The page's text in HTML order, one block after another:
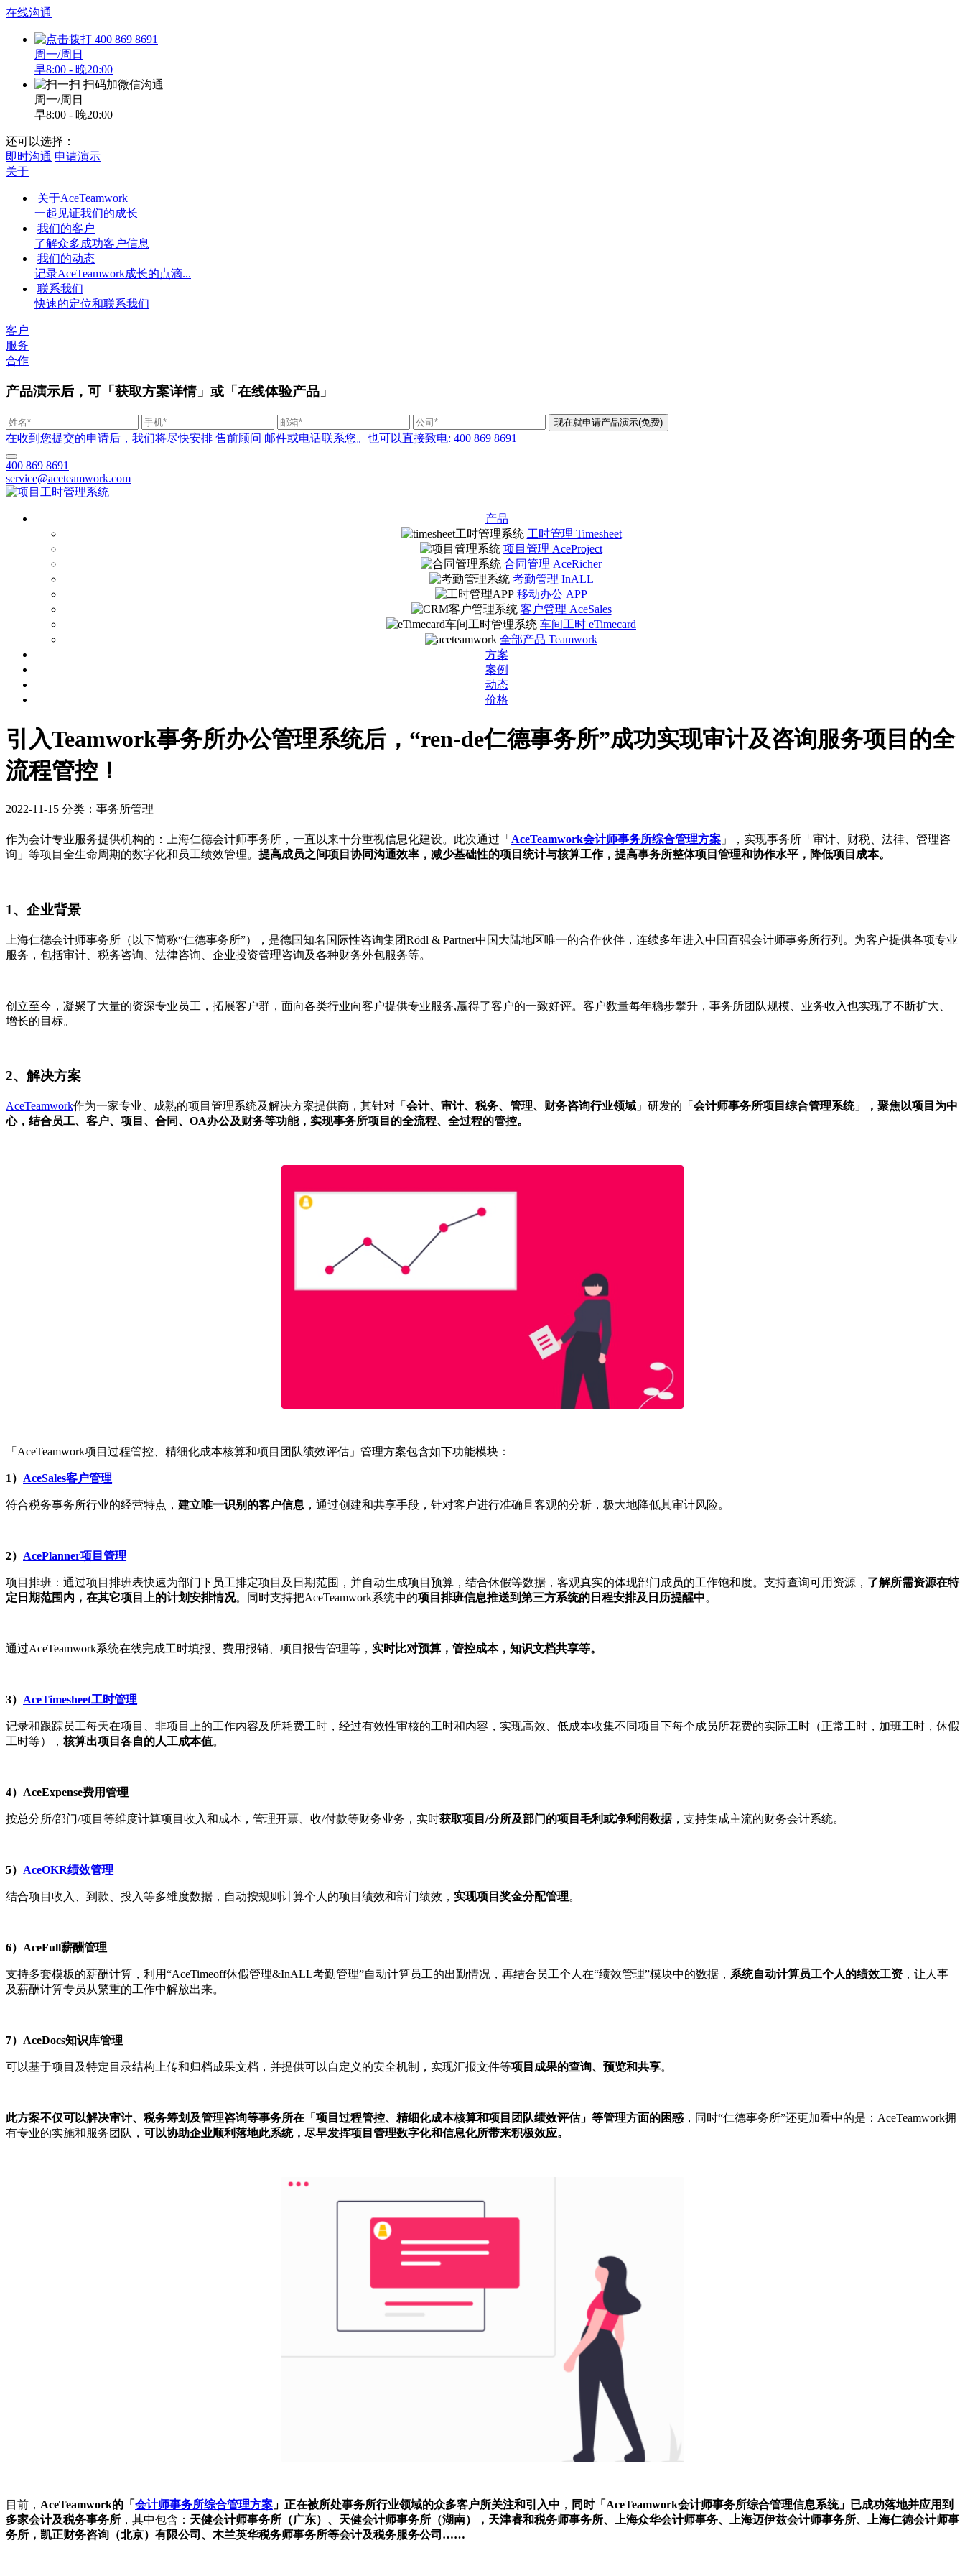
在线沟通
400 869 8691
周一/周日
早8:00 - 晚20:00
扫码加微信沟通
周一/周日
早8:00 - 晚20:00
还可以选择：
即时沟通 申请演示
关于
关于AceTeamwork
一起见证我们的成长
我们的客户
了解众多成功客户信息
我们的动态
记录AceTeamwork成长的点滴...
联系我们
快速的定位和联系我们
客户
服务
合作
产品演示后，可「获取方案详情」或「在线体验产品」
在收到您提交的申请后，我们将尽快安排 售前顾问 邮件或电话联系您。也可以直接致电: 400 869 8691
400 869 8691
service@aceteamwork.com
产品
工时管理 Timesheet
项目管理 AceProject
合同管理 AceRicher
考勤管理 InALL
移动办公 APP
客户管理 AceSales
车间工时 eTimecard
全部产品 Teamwork
方案
案例
动态
价格
引入Teamwork事务所办公管理系统后，“ren-de仁德事务所”成功实现审计及咨询服务项目的全
流程管控！
2022-11-15 分类：事务所管理
作为会计专业服务提供机构的：上海仁德会计师事务所，一直以来十分重视信息化建设。此次通过「 AceTeamwork会计师事务所综合管理方案 」，实现事务所「审计、财税、法律、管理咨
询」等项目全生命周期的数字化和员工绩效管理。 提高成员之间项目协同沟通效率，减少基础性的项目统计与核算工作，提高事务所整体项目管理和协作水平，降低项目成本。
1、企业背景
上海仁德会计师事务所（以下简称“仁德事务所”），是德国知名国际性咨询集团Rödl & Partner中国大陆地区唯一的合作伙伴，连续多年进入中国百强会计师事务所行列。为客户提供各项专业
服务，包括审计、税务咨询、法律咨询、企业投资管理咨询及各种财务外包服务等。
创立至今，凝聚了大量的资深专业员工，拓展客户群，面向各类行业向客户提供专业服务,赢得了客户的一致好评。客户数量每年稳步攀升，事务所团队规模、业务收入也实现了不断扩大、
增长的目标。
2、解决方案
AceTeamwork作为一家专业、成熟的项目管理系统及解决方案提供商，其针对「 会计、审计、税务、管理、财务咨询行业领域 」研发的「 会计师事务所项目综合管理系统」
，聚焦以项目为中
心，结合员工、客户、项目、合同、OA办公及财务等功能，实现事务所项目的全流程、全过程的管控。
「AceTeamwork项目过程管控、精细化成本核算和项目团队绩效评估」管理方案包含如下功能模块：
1） AceSales客户管理
符合税务事务所行业的经营特点， 建立唯一识别的客户信息 ，通过创建和共享手段，针对客户进行准确且客观的分析，极大地降低其审计风险。
2） AcePlanner项目管理
项目排班：通过项目排班表快速为部门下员工排定项目及日期范围，并自动生成项目预算，结合休假等数据，客观真实的体现部门成员的工作饱和度。支持查询可用资源， 了解所需资源在特
定日期范围内，在其它项目上的计划安排情况。同时支持把AceTeamwork系统中的项目排班信息推送到第三方系统的日程安排及日历提醒中。
通过AceTeamwork系统在线完成工时填报、费用报销、项目报告管理等， 实时比对预算，管控成本，知识文档共享等。
3） AceTimesheet工时管理
记录和跟踪员工每天在项目、非项目上的工作内容及所耗费工时，经过有效性审核的工时和内容，实现高效、低成本收集不同项目下每个成员所花费的实际工时（正常工时，加班工时，休假
工时等）， 核算出项目各自的人工成本值。
4）AceExpense费用管理
按总分所/部门/项目等维度计算项目收入和成本，管理开票、收/付款等财务业务，实时获取项目/分所及部门的项目毛利或净利润数据，支持集成主流的财务会计系统。
5） AceOKR绩效管理
结合项目收入、到款、投入等多维度数据，自动按规则计算个人的项目绩效和部门绩效， 实现项目奖金分配管理。
6）AceFull薪酬管理
支持多套模板的薪酬计算，利用“AceTimeoff休假管理&InALL考勤管理”自动计算员工的出勤情况，再结合员工个人在“绩效管理”模块中的数据， 系统自动计算员工个人的绩效工资 ，让人事
及薪酬计算专员从繁重的工作中解放出来。
7）AceDocs知识库管理
可以基于项目及特定目录结构上传和归档成果文档，并提供可以自定义的安全机制，实现汇报文件等项目成果的查询、预览和共享。
此方案不仅可以解决审计、税务筹划及管理咨询等事务所在「项目过程管控、精细化成本核算和项目团队绩效评估」等管理方面的困惑 ，同时“仁德事务所”还更加看中的是：AceTeamwork拥
有专业的实施和服务团队， 可以协助企业顺利落地此系统，尽早发挥项目管理数字化和信息化所带来积极效应。
目前， AceTeamwork的「 会计师事务所综合管理方案 」正在被所处事务所行业领域的众多客户所关注和引入中 ， 同时「AceTeamwork会计师事务所综合管理信息系统」已成功落地并应用到
多家会计及税务事务所 ，其中包含： 天健会计师事务所（广东）、天健会计师事务所（湖南），天津睿和税务师事务所、上海众华会计师事务、上海迈伊兹会计师事务所、上海仁德会计师事
务所，凯正财务咨询（北京）有限公司、木兰英华税务师事务所等会计及税务服务公司……